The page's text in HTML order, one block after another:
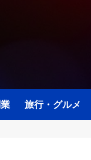
旅行・グルメ